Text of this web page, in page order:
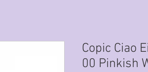
Copic Ciao
00 Pinkish